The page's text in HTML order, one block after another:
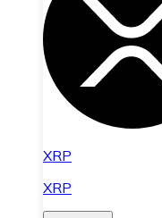
XRP
XRP